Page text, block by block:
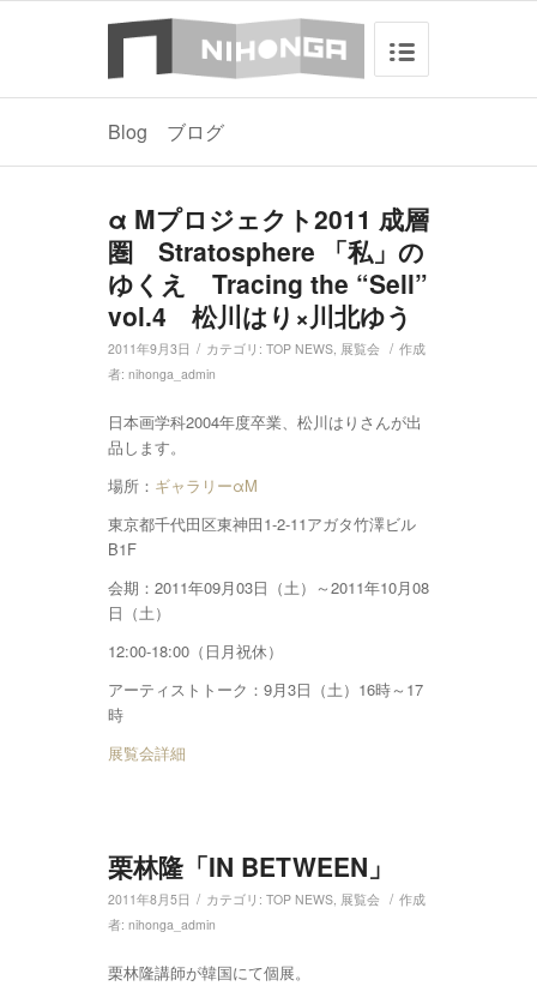
Blog ブログ
α Mプロジェクト2011 成層
圏 Stratosphere 「私」の
ゆくえ Tracing the “Sell”
vol.4 松川はり×川北ゆう
2011年9月3日 / カテゴリ: TOP NEWS, 展覧会 / 作成
者: nihonga_admin
日本画学科2004年度卒業、松川はりさんが出
品します。
場所： ギャラリーαM
東京都千代田区東神田1-2-11アガタ竹澤ビル
B1F
会期：2011年09月03日（土）～2011年10月08
日（土）
12:00-18:00（日月祝休）
アーティストトーク：9月3日（土）16時～17
時
展覧会詳細
栗林隆「IN BETWEEN」
2011年8月5日 / カテゴリ: TOP NEWS, 展覧会 / 作成
者: nihonga_admin
栗林隆講師が韓国にて個展。